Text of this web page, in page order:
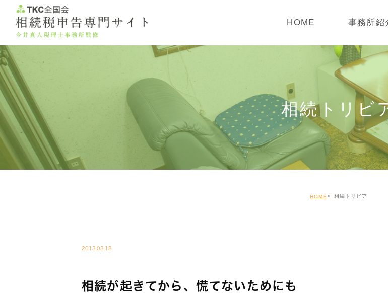
HOME 事務所紹
所長紹介
事務所概要
アクセス
相続トリビ
HOME 相続トリビア
2013.03.18
相続が起きてから、慌てないためにも